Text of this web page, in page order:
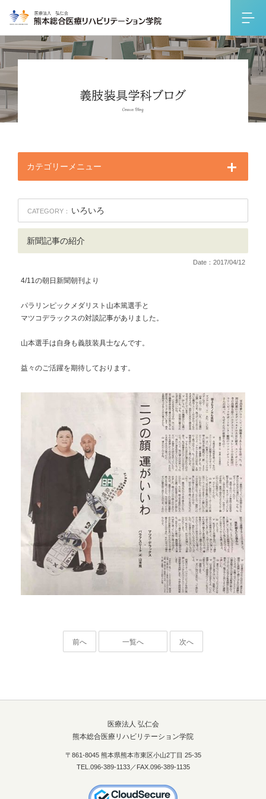
カテゴリーメニュー
CATEGORY： いろいろ
新聞記事の紹介
Date：2017/04/12
4/11の朝日新聞朝刊より
パラリンピックメダリスト山本篤選手と
マツコデラックスの対談記事がありました。
山本選手は自身も義肢装具士なんです。
益々のご活躍を期待しております。
前へ 一覧へ 次へ
医療法人 弘仁会
熊本総合医療リハビリテーション学院
〒861-8045 熊本県熊本市東区小山2丁目 25-35
TEL.096-389-1133／FAX.096-389-1135